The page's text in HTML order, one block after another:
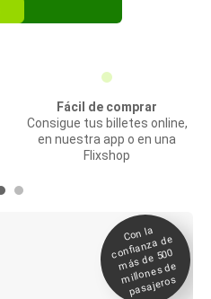
Fácil de comprar
Consigue tus billetes online,
en nuestra app o en una
Flixshop
Con la
confianza de
más de 500
millones de
pasajeros